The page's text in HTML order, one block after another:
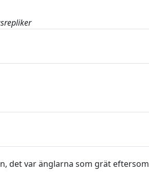
det var änglarna som grät eftersom